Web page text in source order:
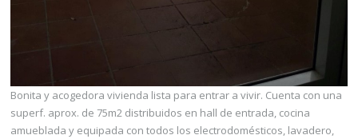
Bonita y acogedora vivienda lista para entrar a vivir. Cuenta con una
superf. aprox. de 75m2 distribuidos en hall de entrada, cocina
amueblada y equipada con todos los electrodomésticos, lavadero,